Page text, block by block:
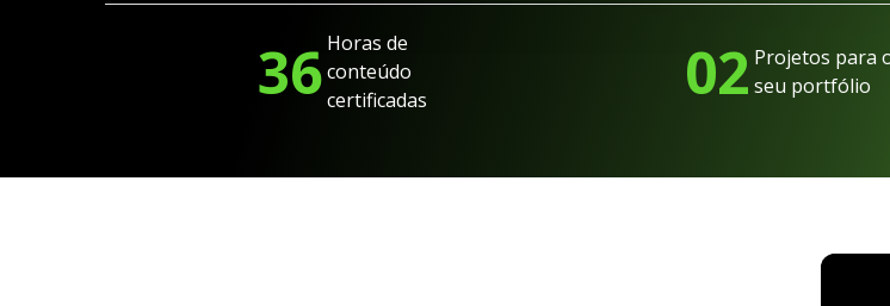
36 Horas de
conteúdo
certificadas
02 Projetos para
seu portfólio